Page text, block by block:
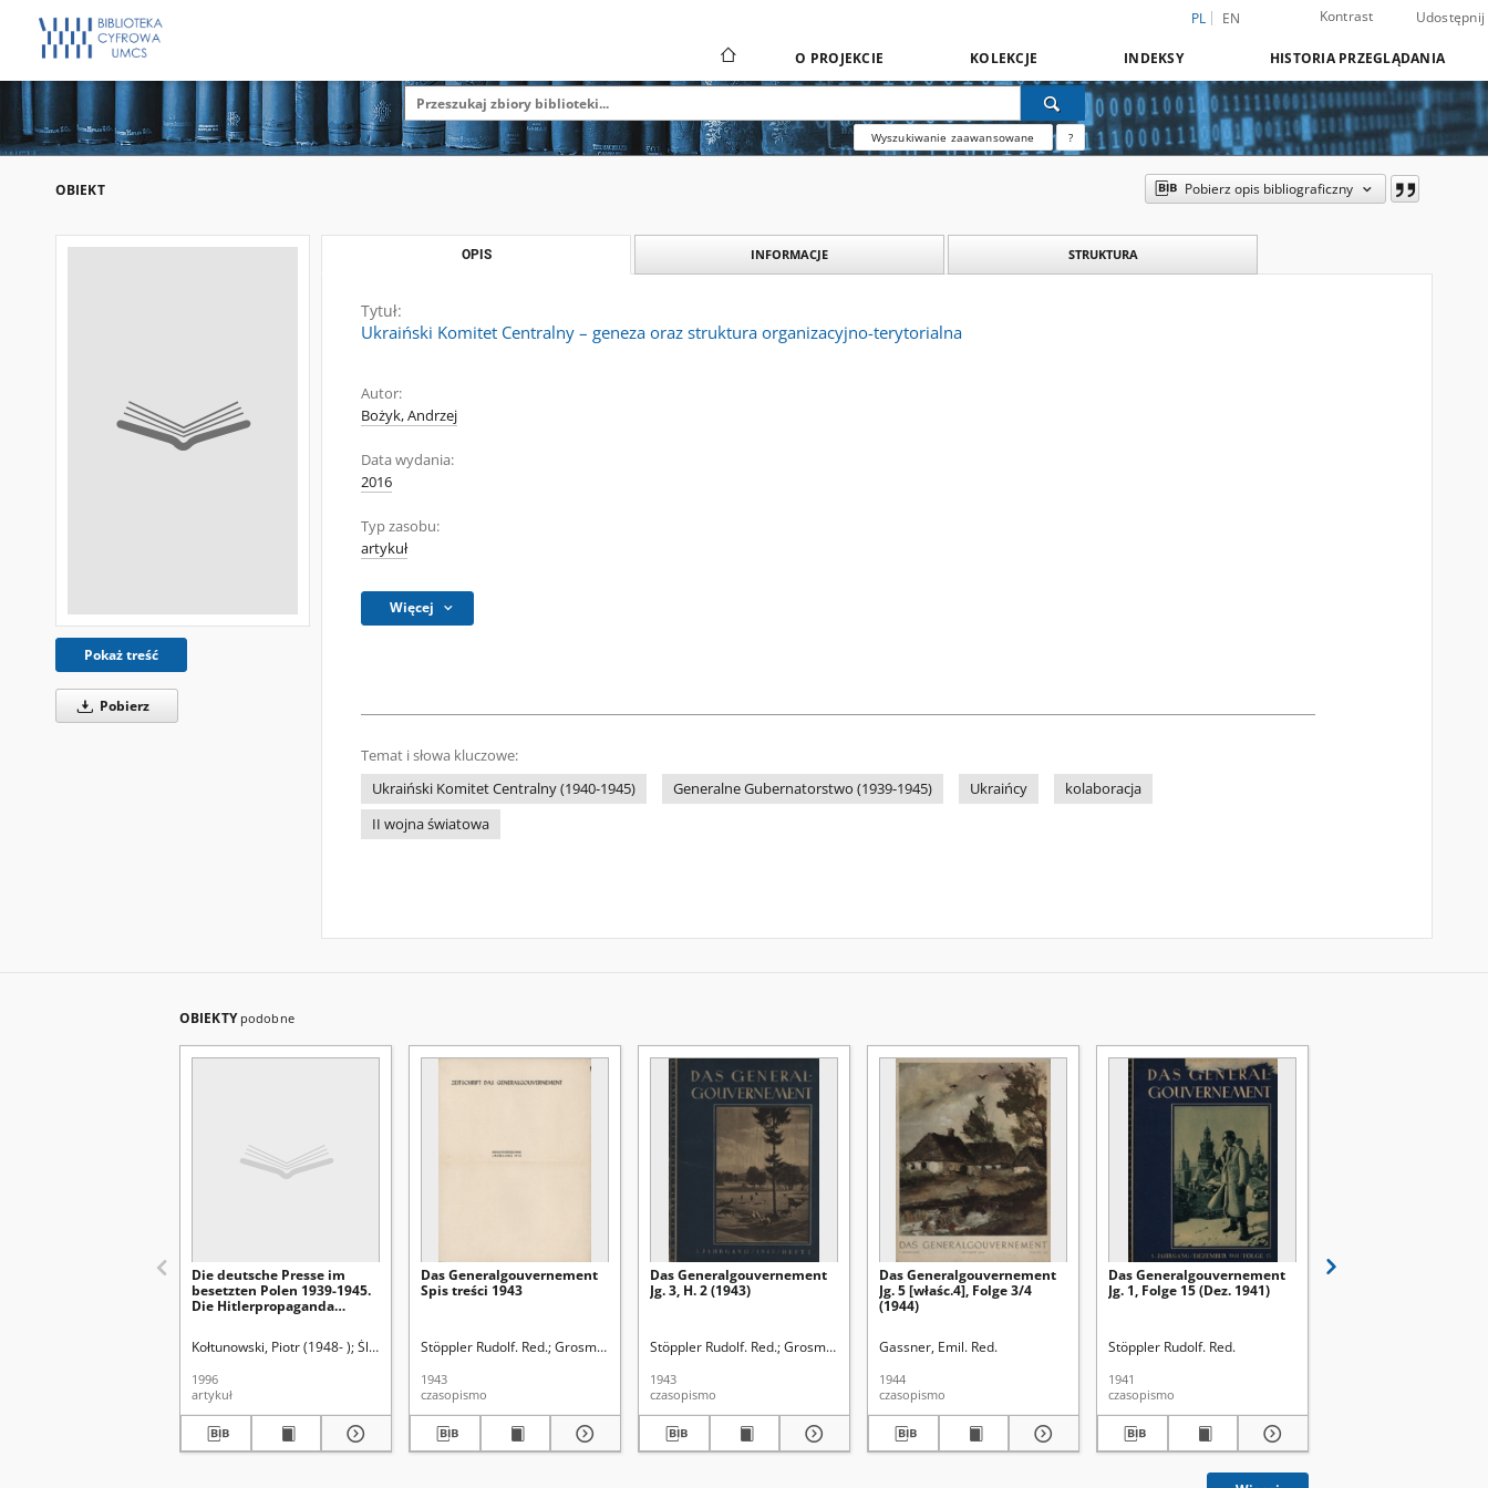
PL EN Kontrast Udostępnij
O PROJEKCIE KOLEKCJE INDEKSY HISTORIA PRZEGLĄDANIA
Wyszukiwanie zaawansowane ?
OBIEKT Pobierz opis bibliograficzny
Pokaż treść
Pobierz
OPIS INFORMACJE STRUKTURA
Tytuł:
Ukraiński Komitet Centralny – geneza oraz struktura organizacyjno-terytorialna
Autor:
Bożyk, Andrzej
Data wydania:
2016
Typ zasobu:
artykuł
Więcej
Temat i słowa kluczowe:
Ukraiński Komitet Centralny (1940-1945)
Generalne Gubernatorstwo (1939-1945) Ukraińcy
kolaboracja
II wojna światowa
OBIEKTY podobne
Die deutsche Presse im
besetzten Polen 1939-1945.
Die Hitlerpropaganda
Kołtunowski, Piotr (1948- ) Śladkowski, Wiesław (1935-). Red.
1996
artykuł
Das Generalgouvernement
Spis treści 1943
Stöppler Rudolf. Red. Grosmann, Adolf Paul. Red.
1943
czasopismo
Das Generalgouvernement
Jg. 3, H. 2 (1943)
Stöppler Rudolf. Red. Grosmann, Adolf Paul. Red.
1943
czasopismo
Das Generalgouvernement
Jg. 5 [właśc.4], Folge 3/4
(1944)
Gassner, Emil. Red.
1944
czasopismo
Das Generalgouvernement
Jg. 1, Folge 15 (Dez. 1941)
Stöppler Rudolf. Red.
1941
czasopismo